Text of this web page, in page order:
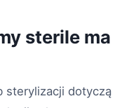
sterile ma
sterylizacji dotyczą